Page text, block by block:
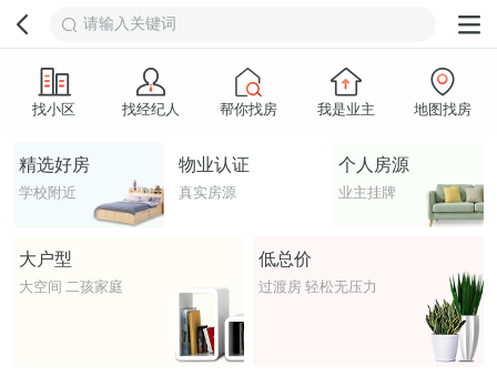
请输入关键词
找小区 找经纪人 帮你找房 我是业主 地图找房
精选好房
学校附近
物业认证
真实房源
个人房源
业主挂牌
大户型
大空间 二孩家庭
低总价
过渡房 轻松无压力